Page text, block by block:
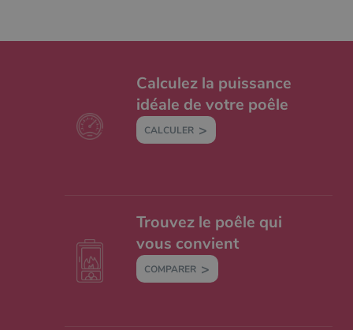
Calculez la puissance
idéale de votre poêle
CALCULER
Trouvez le poêle qui
vous convient
COMPARER